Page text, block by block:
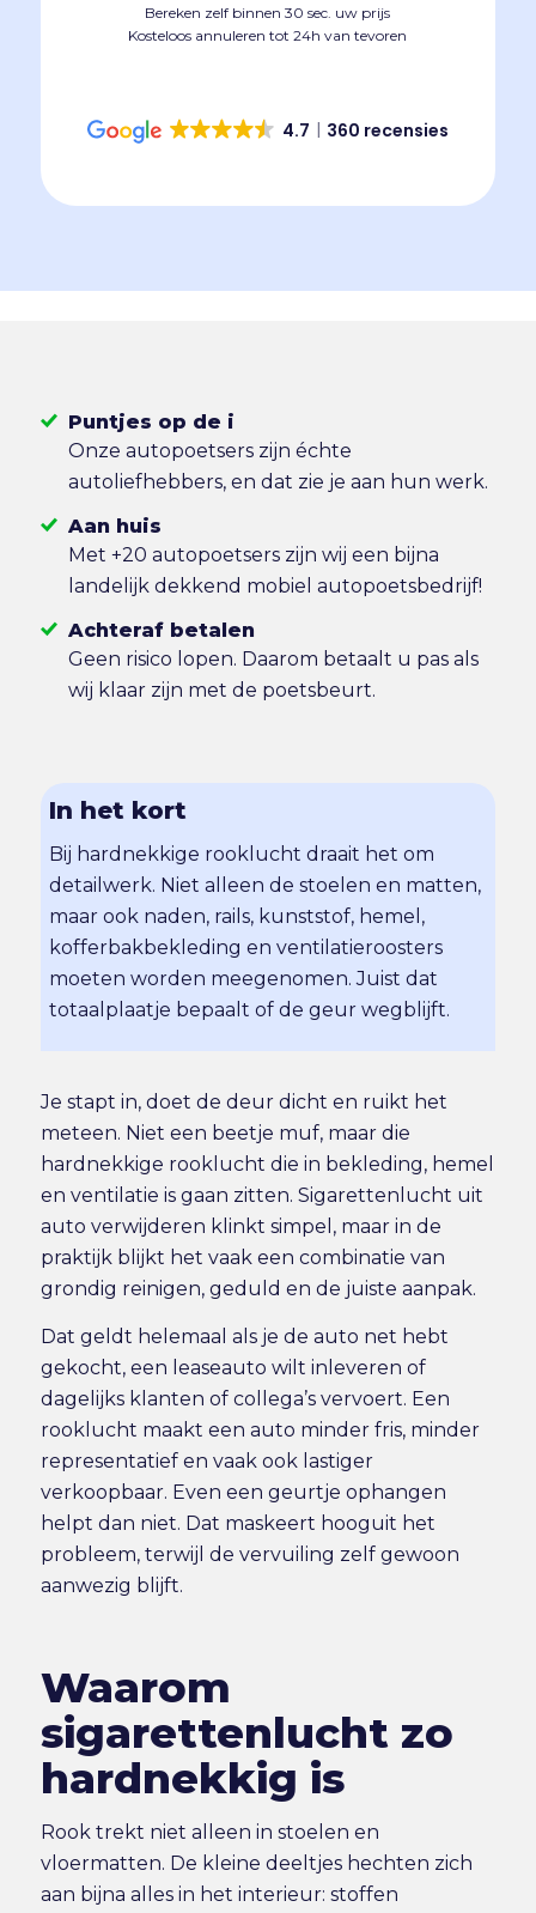
Bereken zelf binnen 30 sec. uw prijs
Kosteloos annuleren tot 24h van tevoren
4.7 360 recensies
Puntjes op de i
Onze autopoetsers zijn échte
autoliefhebbers, en dat zie je aan hun werk.
Aan huis
Met +20 autopoetsers zijn wij een bijna
landelijk dekkend mobiel autopoetsbedrijf!
Achteraf betalen
Geen risico lopen. Daarom betaalt u pas als
wij klaar zijn met de poetsbeurt.
In het kort
Bij hardnekkige rooklucht draait het om
detailwerk. Niet alleen de stoelen en matten,
maar ook naden, rails, kunststof, hemel,
kofferbakbekleding en ventilatieroosters
moeten worden meegenomen. Juist dat
totaalplaatje bepaalt of de geur wegblijft.
Je stapt in, doet de deur dicht en ruikt het
meteen. Niet een beetje muf, maar die
hardnekkige rooklucht die in bekleding, hemel
en ventilatie is gaan zitten. Sigarettenlucht uit
auto verwijderen klinkt simpel, maar in de
praktijk blijkt het vaak een combinatie van
grondig reinigen, geduld en de juiste aanpak.
Dat geldt helemaal als je de auto net hebt
gekocht, een leaseauto wilt inleveren of
dagelijks klanten of collega’s vervoert. Een
rooklucht maakt een auto minder fris, minder
representatief en vaak ook lastiger
verkoopbaar. Even een geurtje ophangen
helpt dan niet. Dat maskeert hooguit het
probleem, terwijl de vervuiling zelf gewoon
aanwezig blijft.
Waarom
sigarettenlucht zo
hardnekkig is
Rook trekt niet alleen in stoelen en
vloermatten. De kleine deeltjes hechten zich
aan bijna alles in het interieur: stoffen